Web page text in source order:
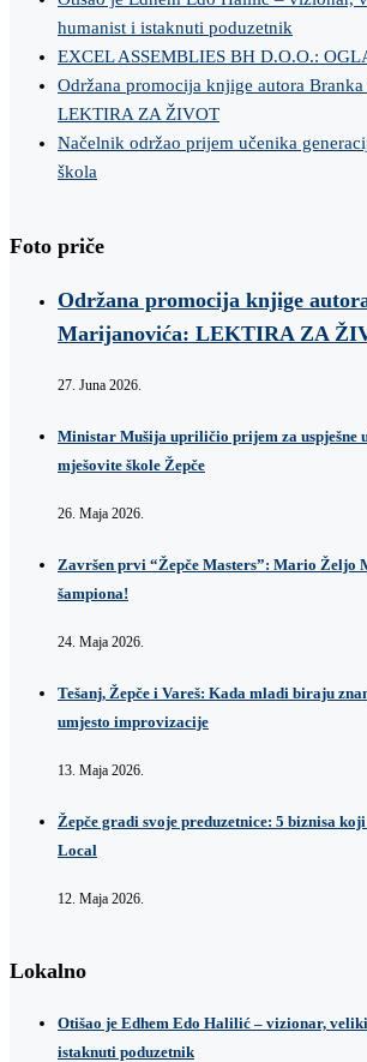
humanist i istaknuti poduzetnik
EXCEL ASSEMBLIES BH D.O.O.:
Održana promocija knjige autora
LEKTIRA ZA ŽIVOT
Načelnik održao prijem učenika
škola
Foto priče
Održana promocija knjige
Marijanovića: LEKTIRA ZA
27. Juna 2026.
Ministar Mušija upriličio prijem za uspješne
mješovite škole Žepče
26. Maja 2026.
Završen prvi “Žepče Masters”: Mario Željo
šampiona!
24. Maja 2026.
Tešanj, Žepče i Vareš: Kada mladi biraju
umjesto improvizacije
13. Maja 2026.
Žepče gradi svoje preduzetnice: 5 biznisa
Local
12. Maja 2026.
Lokalno
Otišao je Edhem Edo Halilić – vizionar,
istaknuti poduzetnik